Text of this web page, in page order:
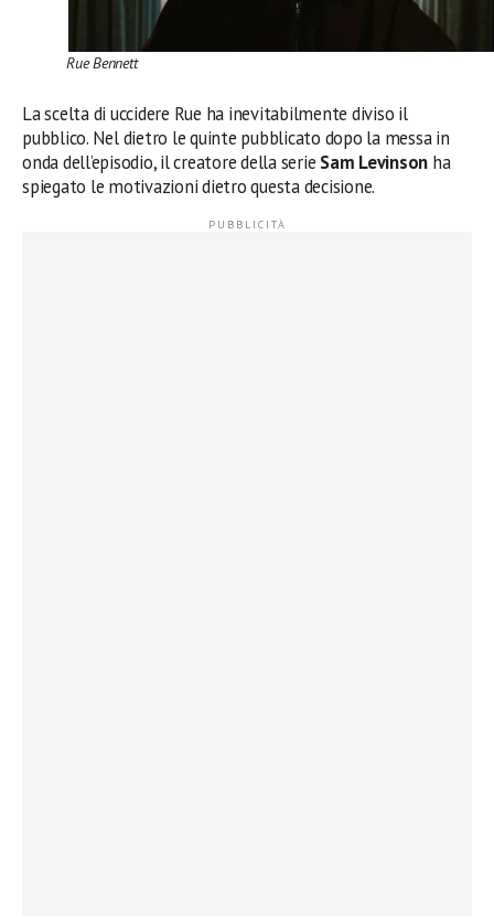
Rue Bennett
La scelta di uccidere Rue ha inevitabilmente diviso il
pubblico. Nel dietro le quinte pubblicato dopo la messa in
onda dell’episodio, il creatore della serie Sam Levinson ha
spiegato le motivazioni dietro questa decisione.